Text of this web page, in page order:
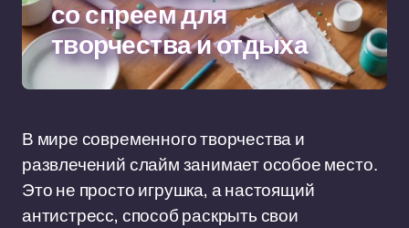
со спреем для
творчества и отдыха
В мире современного творчества и
развлечений слайм занимает особое место.
Это не просто игрушка, а настоящий
антистресс, способ раскрыть свои